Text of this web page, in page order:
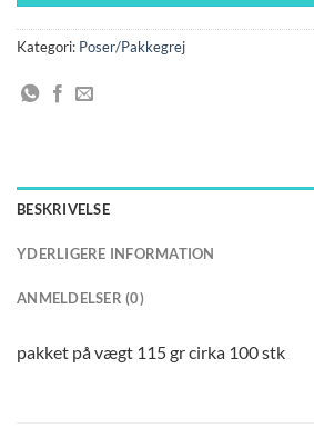
Kategori: Poser/Pakkegrej
BESKRIVELSE
YDERLIGERE INFORMATION
ANMELDELSER (0)
pakket på vægt 115 gr cirka 100 stk